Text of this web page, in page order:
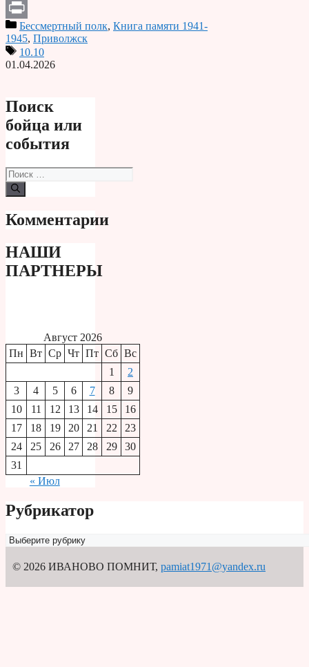
Telegram
PrintБессмертный полк, Книга памяти 1941-
1945, Приволжск
10.10
01.04.2026
Поиск
бойца или
события
Поиск:
Комментарии
НАШИ
ПАРТНЕРЫ
Август 2026
Пн Вт Ср Чт Пт Сб Вс
1
2
3
4 5 6 7 8
9
10
11 12 13 14 15
16
17
18 19 20 21 22
23
24
25 26 27 28 29
30
31
« Июл
Рубрикатор
Рубрикатор
© 2026 ИВАНОВО ПОМНИТ, pamiat1971@yandex.ru